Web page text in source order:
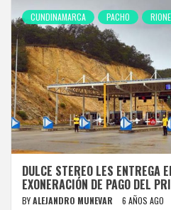
CUNDINAMARCA PACHO
DULCE STEREO LES ENTREGA
EXONERACIÓN DE PAGO DEL
BYALEJANDRO MUNEVAR 6 AÑOS AGO